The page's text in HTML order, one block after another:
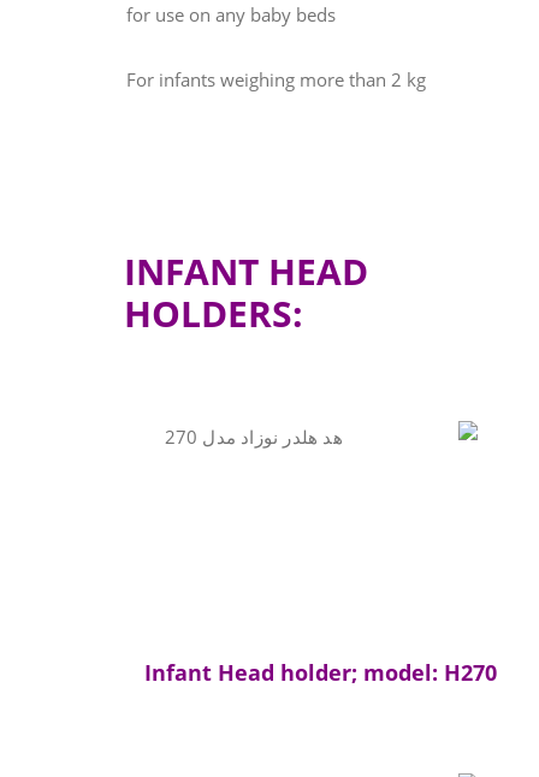
for use on any baby beds
For infants weighing more than 2 kg
INFANT HEAD
HOLDERS:
Infant Head holder; model: H270